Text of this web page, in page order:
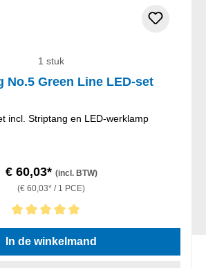
1 stuk
No.5 Green Line LED-set
incl. Striptang en LED-werklamp
€ 60,03* (incl. BTW)
(€ 60,03* / 1 PCE)
van 5 van 5 sterren
In de winkelmand